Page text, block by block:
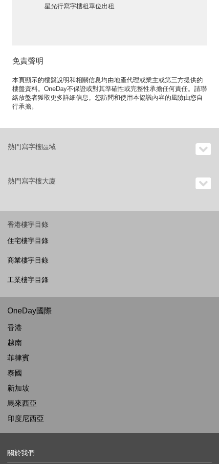
星光行寫字樓租單位出租
免責聲明
本頁顯示的樓盤說明和相關信息均由地產代理或業主或第三方提供的
樓盤資料。OneDay不保證或對其準確性或完整性承擔任何責任。請聯
絡放盤者獲取更多詳細信息。您訪問和使用本協議內容的風險由您自
行承擔。
熱門寫字樓區域
熱門寫字樓大廈
香港樓宇目錄
住宅樓宇目錄
商業樓宇目錄
工業樓宇目錄
OneDay國際
香港
越南
菲律賓
泰國
新加坡
馬來西亞
印度尼西亞
關於我們